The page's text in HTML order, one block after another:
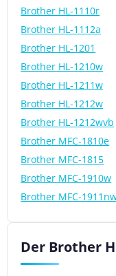
Brother HL-1110r
Brother HL-1112a
Brother HL-1201
Brother HL-1210w
Brother HL-1211w
Brother HL-1212w
Brother HL-1212wvb
Brother MFC-1810e
Brother MFC-1815
Brother MFC-1910w
Brother MFC-
Der Brother